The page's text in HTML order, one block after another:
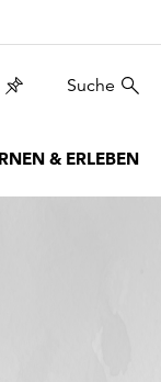
Suche
& ERLEBEN